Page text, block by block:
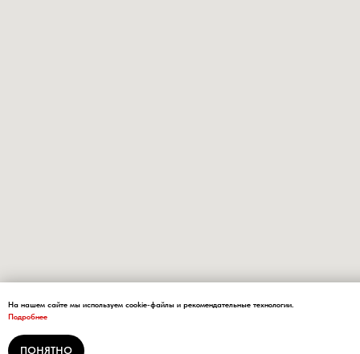
На нашем сайте мы используем cookie-файлы и рекомендательные технологии.
Подробнее
ПОНЯТНО